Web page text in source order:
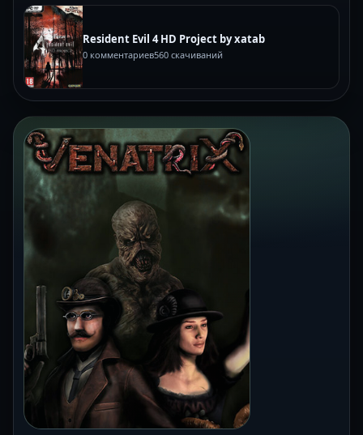
Resident Evil 4 HD Project by xatab
0 комментариев560 скачиваний